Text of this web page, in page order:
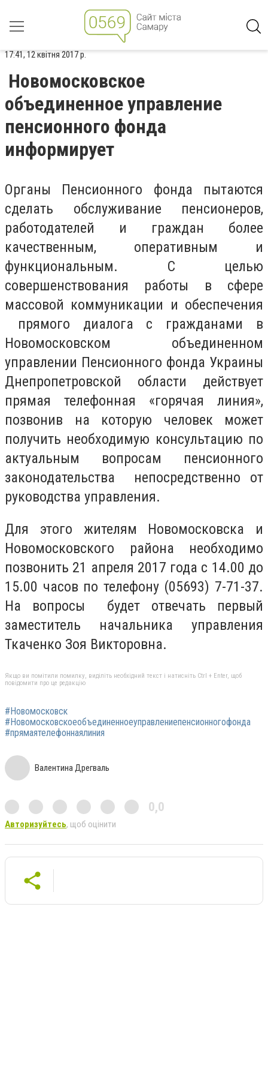
17:41, 12 квітня 2017 р.
Новомосковское
объединенное управление
пенсионного фонда
информирует
Органы Пенсионного фонда пытаются
сделать обслуживание пенсионеров,
работодателей и граждан более
качественным, оперативным и
функциональным. С целью
совершенствования работы в сфере
массовой коммуникации и обеспечения
прямого диалога с гражданами в
Новомосковском объединенном
управлении Пенсионного фонда Украины
Днепропетровской области действует
прямая телефонная «горячая линия»,
позвонив на которую человек может
получить необходимую консультацию по
актуальным вопросам пенсионного
законодательства непосредственно от
руководства управления.
Для этого жителям Новомосковска и
Новомосковского района необходимо
позвонить 21 апреля 2017 года с 14.00 до
15.00 часов по телефону (05693) 7-71-37.
На вопросы будет отвечать первый
заместитель начальника управления
Ткаченко Зоя Викторовна.
Якщо ви помітили помилку, виділіть необхідний текст і натисніть Ctrl + Enter, щоб
повідомити про це редакцію
#Новомосковск
#Новомосковскоеобъединенноеуправлениепенсионногофонда
#прямаятелефоннаялиния
Валентина Дрегваль
0,0
Авторизуйтесь, щоб оцінити